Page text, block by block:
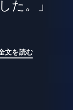
た。」
文を読む